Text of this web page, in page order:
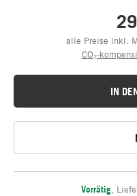
alle Preise inkl.
CO₂-
IN
Vorrätig